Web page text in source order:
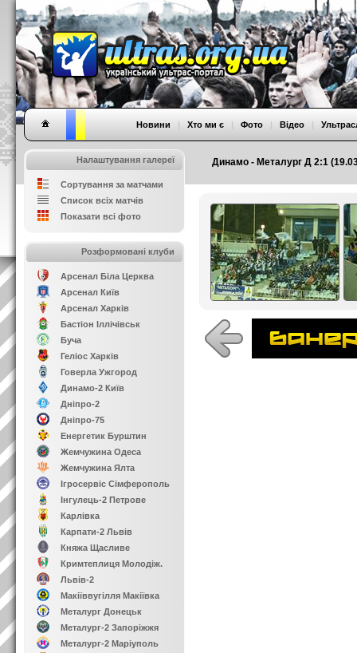
Динамо - Металург Д 2:1
Новини | Хто ми є | Фото | Відео |
Налаштування галереї
Сортування за матчами
Список всіх матчів
Показати всі фото
Розформовані клуби
Арсенал Біла Церква
Арсенал Київ
Арсенал Харків
Бастіон Іллічівськ
Буча
Геліос Харків
Говерла Ужгород
Динамо-2 Київ
Дніпро-2
Дніпро-75
Енергетик Бурштин
Жемчужина Одеса
Жемчужина Ялта
Ігросервіс Сімферополь
Інгулець-2 Петрове
Карлівка
Карпати-2 Львів
Княжа Щасливе
Кримтеплиця Молодіж.
Львів-2
Макіїввугілля Макіївка
Металург Донецьк
Металург-2 Запоріжжя
Металург-2 Маріуполь